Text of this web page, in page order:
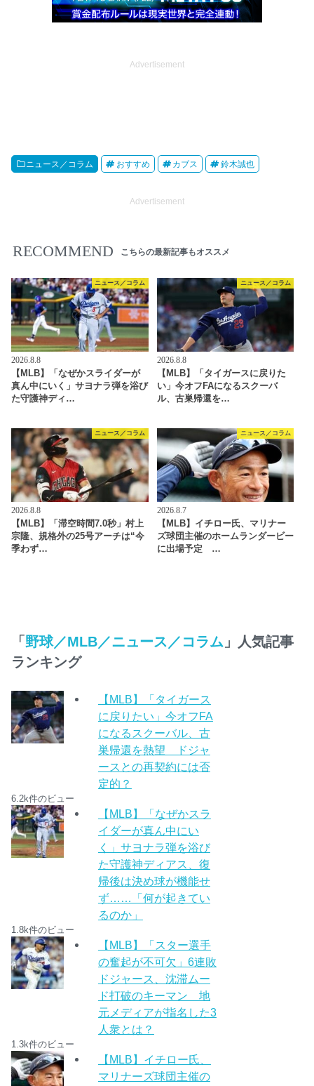
Advertisement
ニュース／コラム おすすめ カブス 鈴木誠也
Advertisement
RECOMMEND こちらの最新記事もオススメ
ニュース／コラム
2026.8.8
【MLB】「なぜかスライダーが
真ん中にいく」サヨナラ弾を浴び
た守護神ディ…
ニュース／コラム
2026.8.8
【MLB】「タイガースに戻りた
い」今オフFAになるスクーバ
ル、古巣帰還を…
ニュース／コラム
2026.8.8
【MLB】「滞空時間7.0秒」村上
宗隆、規格外の25号アーチは“今
季わず…
ニュース／コラム
2026.8.7
【MLB】イチロー氏、マリナー
ズ球団主催のホームランダービー
に出場予定 …
「 野球／MLB／ニュース／コラム 」人気記事
ランキング
【MLB】「タイガース
に戻りたい」今オフFA
になるスクーバル、古
巣帰還を熱望 ドジャ
ースとの再契約には否
定的？
6.2k件のビュー
【MLB】「なぜかスラ
イダーが真ん中にい
く」サヨナラ弾を浴び
た守護神ディアス、復
帰後は決め球が機能せ
ず……「何が起きてい
るのか」
1.8k件のビュー
【MLB】「スター選手
の奮起が不可欠」6連敗
ドジャース、沈滞ムー
ド打破のキーマン 地
元メディアが指名した3
人衆とは？
1.3k件のビュー
【MLB】イチロー氏、
マリナーズ球団主催の